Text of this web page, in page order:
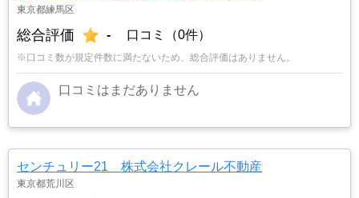
東京都練馬区
総合評価 - 口コミ（0件）
※口コミ数が規定件数に満たないため、総合評価はありません。
口コミはまだありません
センチュリー21 株式会社クレール不動産
東京都荒川区